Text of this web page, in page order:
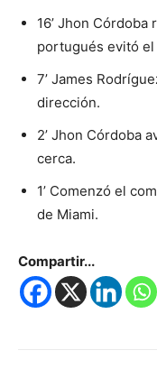
16’ Jhon
portugués evitó el
7’ James
dirección.
2’ Jhon Córdoba
cerca.
1’ Comenzó el
de Miami.
Compartir...